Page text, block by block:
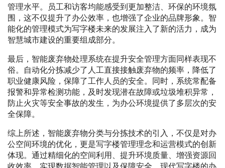
管理水平。员工和访客均能感受到更加整洁、环保的环境氛
围，这不仅提升了办公效率，也增强了企业的品牌形象。智
能化的管理模式为写字楼未来的发展注入了新的活力，成为
智慧城市建设的重要组成部分。
最后，智能废弃物处理系统在提升安全管理方面同样表现不
俗。自动化分拣减少了人工直接接触废弃物的频率，降低了
职业健康风险，保障了工作人员的安全。同时，系统常配备
报警和异常检测功能，及时发现潜在故障或垃圾堆积异常，
防止火灾等安全事故的发生，为办公环境提供了多层次的安
全保障。
综上所述，智能废弃物分类与分拣技术的引入，不仅是对办
公空间环境的优化，更是写字楼管理理念和运营模式的创新
体现。通过精细化的空间利用、提升环境质量、增强资源回